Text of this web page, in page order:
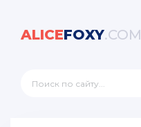
ALICEFOXY.COM